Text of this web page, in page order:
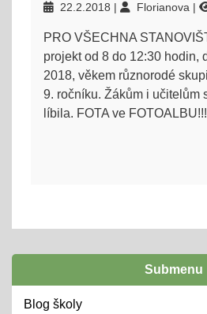
22.2.2018 Florianova
PRO VŠECHNA
projekt od 8 do 12:30 hodin,
2018, věkem různorodé
9. ročníku. Žákům i učitelům
líbila. FOTA ve FOTOALBU!!!
Submenu
Blog školy